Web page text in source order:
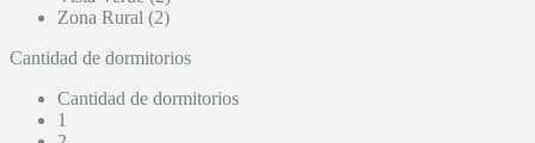
Zona Rural (2)
Cantidad de dormitorios
Cantidad de dormitorios
1